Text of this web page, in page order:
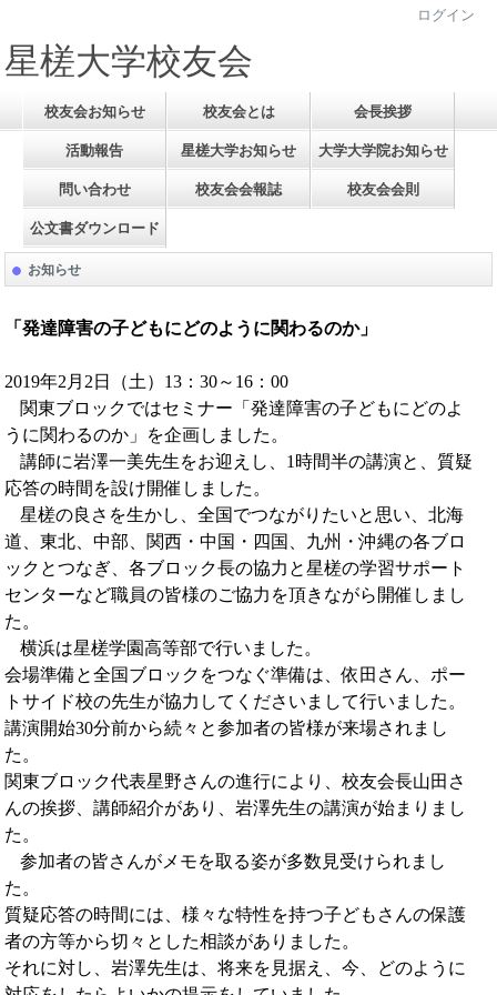
ログイン
星槎大学校友会
校友会お知らせ 校友会とは 会長挨拶
活動報告 星槎大学お知らせ 大学大学院お知らせ
問い合わせ 校友会会報誌 校友会会則
公文書ダウンロード
お知らせ
「発達障害の子どもにどのように関わるのか」
2019年2 月 2 日（土） 13 ： 30～ 16 ： 00
関東ブロックではセミナー「発達障害の子どもにどのよ
うに関わるのか」を企画しました。
講師に岩澤一美先生をお迎えし、 1 時間半の講演と、質疑
応答の時間を設け開催しました。
星槎の良さを生かし、全国でつながりたいと思い、北海
道、東北、中部、関西・中国・四国、九州・沖縄の各ブロ
ックとつなぎ、各ブロック長の協力と星槎の学習サポート
センターなど職員の皆様のご協力を頂きながら開催しまし
た。
横浜は星槎学園高等部で行いました。
会場準備と全国ブロックをつなぐ準備は、依田さん、ポー
トサイド校の先生が協力してくださいまして行いました。
講演開始30分前から続々と参加者の皆様が来場されまし
た。
関東ブロック代表星野さんの進行により、校友会長山田さ
んの挨拶、講師紹介があり、岩澤先生の講演が始まりまし
た。
参加者の皆さんがメモを取る姿が多数見受けられまし
た。
質疑応答の時間には、様々な特性を持つ子どもさんの保護
者の方等から切々とした相談がありました。
それに対し、岩澤先生は、将来を見据え、今、どのように